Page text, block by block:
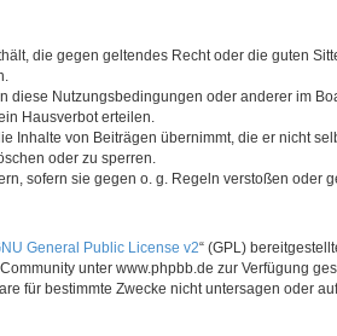
die gegen geltendes Recht oder die guten
diese Nutzungsbedingungen oder anderer im
Hausverbot erteilen.
Inhalte von Beiträgen übernimmt, die er nicht
oder zu sperren.
sofern sie gegen o. g. Regeln verstoßen oder
General Public License v2“ (GPL)
unter www.phpbb.de zur Verfügung
für bestimmte Zwecke nicht untersagen oder